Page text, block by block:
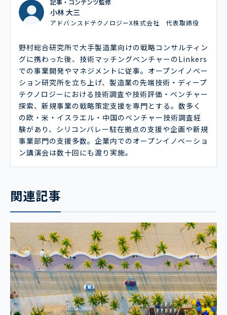
小林 大三
アドバンスドテクノロジーX株式会社 代表取締役
野村総合研究所で大手製造業向けの戦略コンサルティン
グに携わった後、技術マッチングベンチャーのLinkers
での事業開発やマネジメントに従事。オープンイノベー
ション研究所を立ち上げ、製造業の先端技術・ディープ
テクノロジーにおける技術調査や技術評価・ベンチャー
探索、新規事業の戦略策定支援を専門とする。数多く
の欧・米・イスラエル・中国のベンチャー技術調査経
験があり、シリコンバレー駐在拠点の支援や企画や新規
事業部門の支援多数。企業内でのオープンイノベーショ
ン講演会は数十回にも渡り実施。
関連記事